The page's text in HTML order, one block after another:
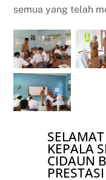
semua yang telah
KEPALA
CIDAUN
PRESTASI